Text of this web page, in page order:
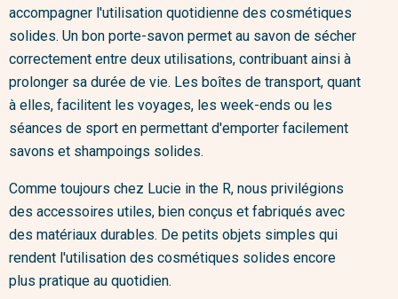
accompagner l'utilisation quotidienne des cosmétiques
solides. Un bon porte-savon permet au savon de sécher
correctement entre deux utilisations, contribuant ainsi à
prolonger sa durée de vie. Les boîtes de transport, quant
à elles, facilitent les voyages, les week-ends ou les
séances de sport en permettant d'emporter facilement
savons et shampoings solides.
Comme toujours chez Lucie in the R, nous privilégions
des accessoires utiles, bien conçus et fabriqués avec
des matériaux durables. De petits objets simples qui
rendent l'utilisation des cosmétiques solides encore
plus pratique au quotidien.